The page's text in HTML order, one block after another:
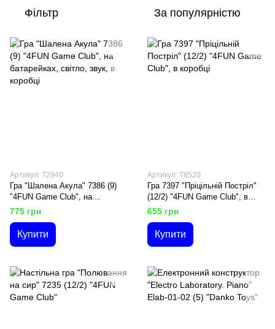
Фільтр За популярністю
Артикул: 72940
Гра "Шалена Акула" 7386 (9)
"4FUN Game Club", на
батарейках, світло, звук, в
коробці
775 грн
Купити
Артикул: 78520
Гра 7397 "Пріцільній Постріл"
(12/2) "4FUN Game Club", в
коробці
655 грн
Купити